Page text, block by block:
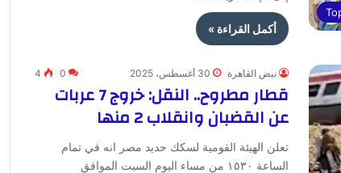
أكمل القراءة »
نبض القاهرة 30 أغسطس، 2025 0
4
قطار مطروح.. النقل: خروج 7 عربات
عن القضبان وانقلاب 2 منها
تعلن الهيئة القومية لسكك حديد مصر انه في تمام
الساعة ١٥٣٠ من مساء اليوم السبت الموافق